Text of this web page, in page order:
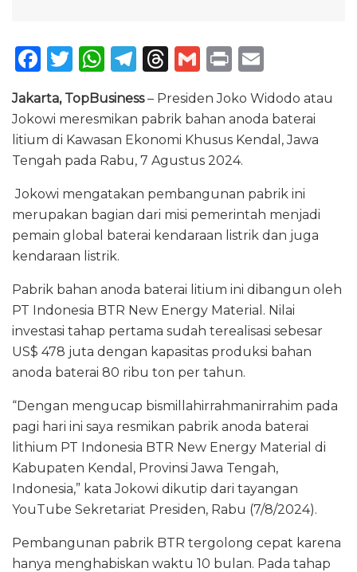
F
c
e
b
o
o
k
T
it
te
r
W
h
a
ts
A
p
p
T
e
g
ra
m
T
re
a
d
s
G
ai
l
P
n
t
ai
l
Jakarta, TopBusiness– Presiden Joko Widodo atau
Jokowi meresmikan pabrik bahan anoda baterai
litium di Kawasan Ekonomi Khusus Kendal, Jawa
Tengah pada Rabu, 7 Agustus 2024.
Jokowi mengatakan pembangunan pabrik ini
merupakan bagian dari misi pemerintah menjadi
pemain global baterai kendaraan listrik dan juga
kendaraan listrik.
Pabrik bahan anoda baterai litium ini dibangun oleh
PT Indonesia BTR New Energy Material. Nilai
investasi tahap pertama sudah terealisasi sebesar
US$ 478 juta dengan kapasitas produksi bahan
anoda baterai 80 ribu ton per tahun.
“Dengan mengucap bismillahirrahmanirrahim pada
pagi hari ini saya resmikan pabrik anoda baterai
lithium PT Indonesia BTR New Energy Material di
Kabupaten Kendal, Provinsi Jawa Tengah,
Indonesia,” kata Jokowi dikutip dari tayangan
YouTube Sekretariat Presiden, Rabu (7/8/2024).
Pembangunan pabrik BTR tergolong cepat karena
hanya menghabiskan waktu 10 bulan. Pada tahap